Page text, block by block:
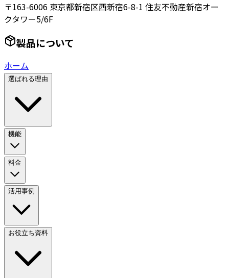
〒163-6006 東京都新宿区西新宿6-8-1 住友不動産新宿オー
クタワー5/6F
製品について
ホーム
選ばれる理由
機能
料金
活用事例
お役立ち資料